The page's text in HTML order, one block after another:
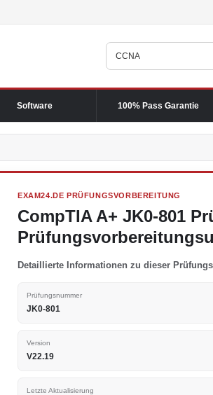
Software 100% Pass Garantie
EXAM24.DE PRÜFUNGSVORBEREITUNG
CompTIA A+ JK0-801
Detaillierte Informationen zu dieser
Prüfungsnummer
JK0-801
Version
V22.19
Letzte Aktualisierung